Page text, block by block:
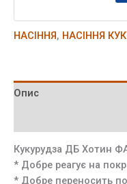
НАСІННЯ, НАСІННЯ
Опис
Кукурудза ДБ Хотин
* Добре реагує на
* Добре переносить